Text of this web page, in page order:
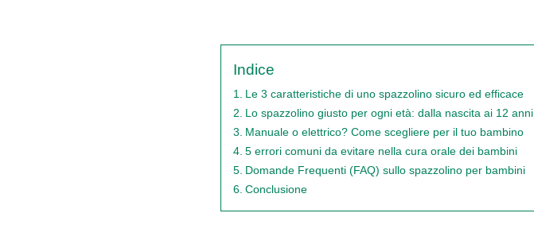
Indice
Le 3 caratteristiche di uno spazzolino sicuro ed efficace
Lo spazzolino giusto per ogni età: dalla nascita ai 12 anni
Manuale o elettrico? Come scegliere per il tuo bambino
5 errori comuni da evitare nella cura orale dei bambini
Domande Frequenti (FAQ) sullo spazzolino per bambini
Conclusione